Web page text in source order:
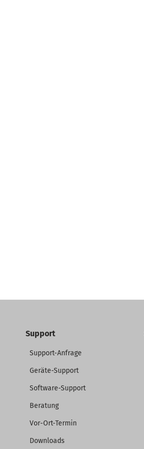
Support
Support-Anfrage
Geräte-Support
Software-Support
Beratung
Vor-Ort-Termin
Downloads